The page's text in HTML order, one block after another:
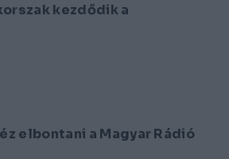
kezdődik a
elbontani a Magyar Rádió